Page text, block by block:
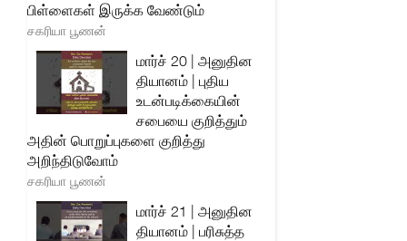
பிள்ளைகள் இருக்க வேண்டும்
சகரியா பூணன்
மார்ச் 20 | அனுதின
தியானம் | புதிய
உடன்படிக்கையின்
சபையை குறித்தும்
அதின் பொறுப்புகளை குறித்து
அறிந்திடுவோம்
சகரியா பூணன்
மார்ச் 21 | அனுதின
தியானம் | பரிசுத்த